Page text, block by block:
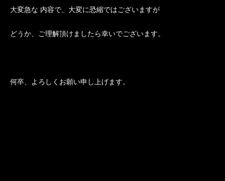
大変急な 内容で、大変に恐縮ではございますが
どうか、ご理解頂けましたら幸いでございます。
何卒、よろしくお願い申し上げます。